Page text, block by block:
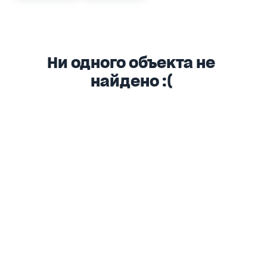
Ни одного объекта не
найдено :(